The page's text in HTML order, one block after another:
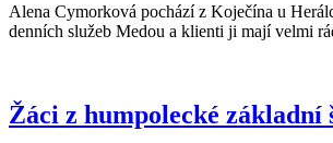
Alena Cymorková pochází z Koječína u
denních služeb Medou a klienti ji mají velmi
Žáci z humpolecké základní